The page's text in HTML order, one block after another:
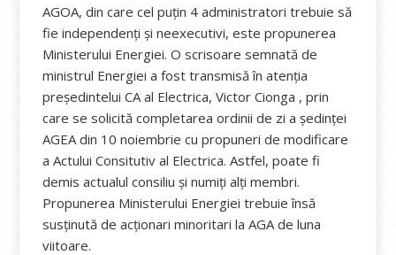
AGOA, din care cel puțin 4 administratori trebuie să
fie independenți și neexecutivi, este propunerea
Ministerului Energiei. O scrisoare semnată de
ministrul Energiei a fost transmisă în atenția
președintelui CA al Electrica, Victor Cionga , prin
care se solicită completarea ordinii de zi a ședinței
AGEA din 10 noiembrie cu propuneri de modificare
a Actului Consitutiv al Electrica. Astfel, poate fi
demis actualul consiliu și numiți alți membri.
Propunerea Ministerului Energiei trebuie însă
susținută de acționari minoritari la AGA de luna
viitoare.